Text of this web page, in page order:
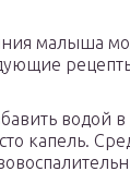
малыша
водой в
капель.